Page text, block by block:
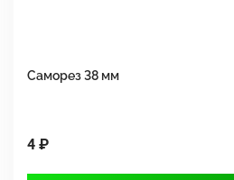
Саморез 38 мм
4 ₽